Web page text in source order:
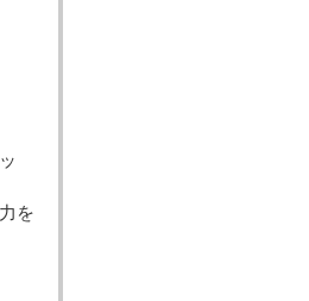
を